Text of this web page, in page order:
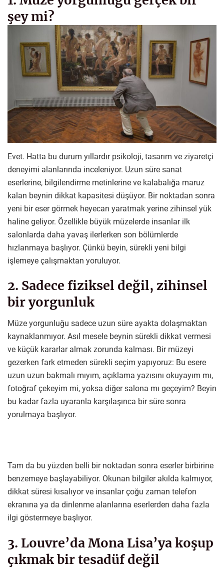
şey mi?
Evet. Hatta bu durum yıllardır psikoloji, tasarım ve ziyaretçi
deneyimi alanlarında inceleniyor. Uzun süre sanat
eserlerine, bilgilendirme metinlerine ve kalabalığa maruz
kalan beynin dikkat kapasitesi düşüyor. Bir noktadan sonra
yeni bir eser görmek heyecan yaratmak yerine zihinsel yük
haline geliyor. Özellikle büyük müzelerde insanlar ilk
salonlarda daha yavaş ilerlerken son bölümlerde
hızlanmaya başlıyor. Çünkü beyin, sürekli yeni bilgi
işlemeye çalışmaktan yoruluyor.
2. Sadece fiziksel değil, zihinsel
bir yorgunluk
Müze yorgunluğu sadece uzun süre ayakta dolaşmaktan
kaynaklanmıyor. Asıl mesele beynin sürekli dikkat vermesi
ve küçük kararlar almak zorunda kalması. Bir müzeyi
gezerken fark etmeden sürekli seçim yapıyoruz: Bu esere
uzun uzun bakmalı mıyım, açıklama yazısını okuyayım mı,
fotoğraf çekeyim mi, yoksa diğer salona mı geçeyim? Beyin
bu kadar fazla uyaranla karşılaşınca bir süre sonra
yorulmaya başlıyor.
Tam da bu yüzden belli bir noktadan sonra eserler birbirine
benzemeye başlayabiliyor. Okunan bilgiler akılda kalmıyor,
dikkat süresi kısalıyor ve insanlar çoğu zaman telefon
ekranına ya da dinlenme alanlarına eserlerden daha fazla
ilgi göstermeye başlıyor.
3. Louvre’da Mona Lisa’ya koşup
çıkmak bir tesadüf değil